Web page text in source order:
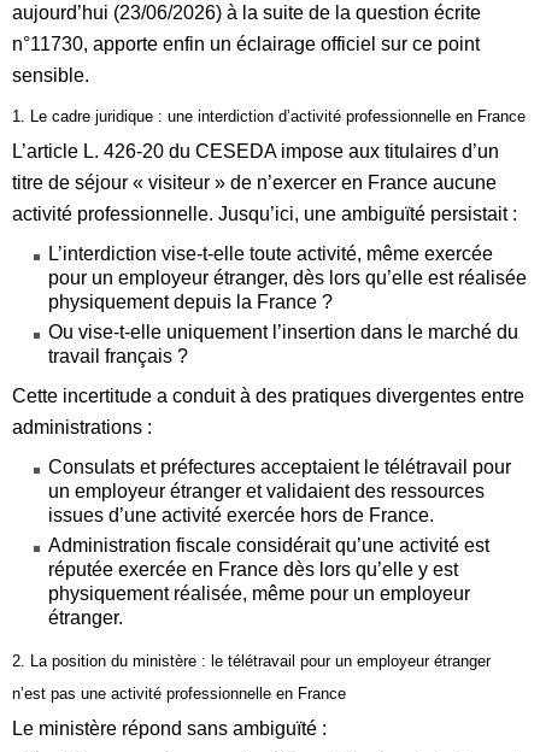
aujourd’hui (23/06/2026) à la suite de la question écrite
n°11730, apporte enfin un éclairage officiel sur ce point
sensible.
1. Le cadre juridique : une interdiction d’activité professionnelle en France
L’article L. 426‑20 du CESEDA impose aux titulaires d’un
titre de séjour « visiteur » de n’exercer en France aucune
activité professionnelle. Jusqu’ici, une ambiguïté persistait :
L’interdiction vise‑t‑elle toute activité, même exercée
pour un employeur étranger, dès lors qu’elle est réalisée
physiquement depuis la France ?
Ou vise‑t‑elle uniquement l’insertion dans le marché du
travail français ?
Cette incertitude a conduit à des pratiques divergentes entre
administrations :
Consulats et préfectures acceptaient le télétravail pour
un employeur étranger et validaient des ressources
issues d’une activité exercée hors de France.
Administration fiscale considérait qu’une activité est
réputée exercée en France dès lors qu’elle y est
physiquement réalisée, même pour un employeur
étranger.
2. La position du ministère : le télétravail pour un employeur étranger
n’est pas une activité professionnelle en France
Le ministère répond sans ambiguïté :